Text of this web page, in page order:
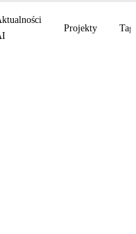
Projekty Tagi